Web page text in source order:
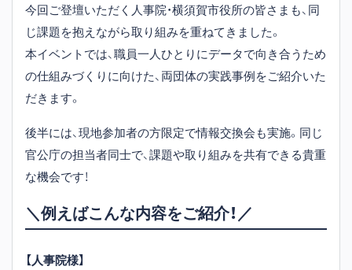
今回ご登壇いただく人事院・横須賀市役所の皆さまも、同
じ課題を抱えながら取り組みを重ねてきました。
本イベントでは、職員一人ひとりにデータで向き合うため
の仕組みづくりに向けた、両団体の実践事例をご紹介いた
だきます。
後半には、現地参加者の方限定で情報交換会も実施。同じ
官公庁の担当者同士で、課題や取り組みを共有できる貴重
な機会です！
＼例えばこんな内容をご紹介！／
【人事院様】